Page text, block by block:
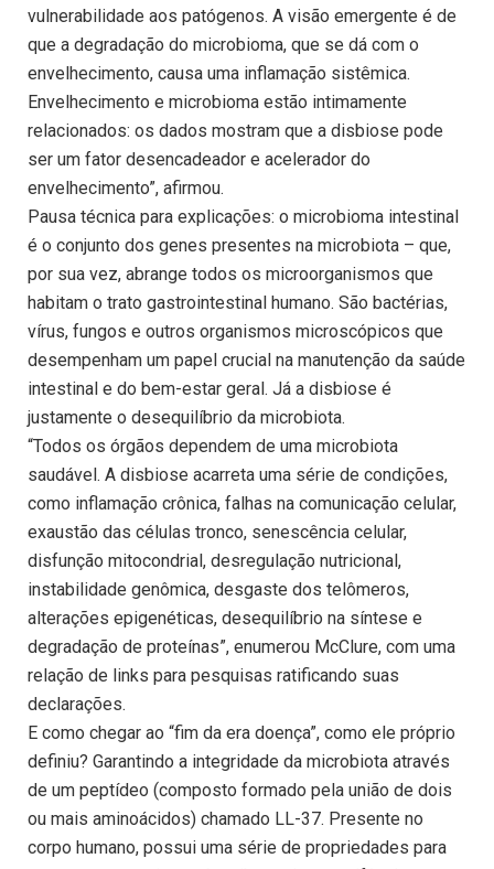
vulnerabilidade aos patógenos. A visão emergente é de
que a degradação do microbioma, que se dá com o
envelhecimento, causa uma inflamação sistêmica.
Envelhecimento e microbioma estão intimamente
relacionados: os dados mostram que a disbiose pode
ser um fator desencadeador e acelerador do
envelhecimento”, afirmou.
Pausa técnica para explicações: o microbioma intestinal
é o conjunto dos genes presentes na microbiota – que,
por sua vez, abrange todos os microorganismos que
habitam o trato gastrointestinal humano. São bactérias,
vírus, fungos e outros organismos microscópicos que
desempenham um papel crucial na manutenção da saúde
intestinal e do bem-estar geral. Já a disbiose é
justamente o desequilíbrio da microbiota.
“Todos os órgãos dependem de uma microbiota
saudável. A disbiose acarreta uma série de condições,
como inflamação crônica, falhas na comunicação celular,
exaustão das células tronco, senescência celular,
disfunção mitocondrial, desregulação nutricional,
instabilidade genômica, desgaste dos telômeros,
alterações epigenéticas, desequilíbrio na síntese e
degradação de proteínas”, enumerou McClure, com uma
relação de links para pesquisas ratificando suas
declarações.
E como chegar ao “fim da era doença”, como ele próprio
definiu? Garantindo a integridade da microbiota através
de um peptídeo (composto formado pela união de dois
ou mais aminoácidos) chamado LL-37. Presente no
corpo humano, possui uma série de propriedades para